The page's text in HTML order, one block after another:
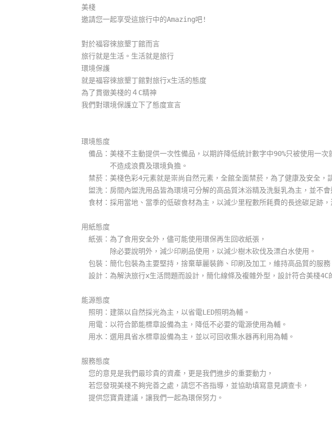
美棧
邀請您一起享受這旅行中的Amazing吧!
對於福容徠旅墾丁館而言
旅行就是生活。生活就是旅行
環境保護
就是福容徠旅墾丁館對旅行x生活的態度
為了貫徹美棧的４C精神
我們對環境保護立下了態度宣言
環境態度
備品：美棧不主動提供一次性備品，以期許降低統計數字中90%只被使用一次
不造成浪費及環境負擔。
禁菸：美棧色彩4元素就是崇尚自然元素，全館全面禁菸，為了健康及安全，
盥洗：房間內盥洗用品皆為環境可分解的高品質沐浴精及洗髮乳為主，並不會
食材：採用當地、當季的低碳食材為主，以減少里程數所耗費的長途碳足跡，
用紙態度
紙張：為了食用安全外，儘可能使用環保再生回收紙張，
除必要說明外，減少印刷品使用，以減少樹木砍伐及漂白水使用。
包裝：簡化包裝為主要堅持，捨棄華麗裝飾、印刷及加工，維持高品質的服務
設計：為解決旅行x生活問題而設計，簡化線條及複雜外型，設計符合美棧4C
能源態度
照明：建築以自然採光為主，以省電LED照明為輔。
用電：以符合節能標章設備為主，降低不必要的電源使用為輔。
用水：選用具省水標章設備為主，並以可回收集水器再利用為輔。
服務態度
您的意見是我們最珍貴的資產，更是我們進步的重要動力，
若您發現美棧不夠完善之處，請您不吝指導，並協助填寫意見調查卡，
提供您寶貴建議，讓我們一起為環保努力。